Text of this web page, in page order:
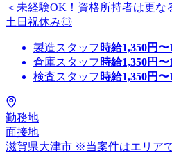
＜未経験OK！資格所持者は更
土日祝休み◎
製造スタッフ 時給1,350円〜
倉庫スタッフ 時給1,350円〜
検査スタッフ 時給1,350円〜
勤務地
面接地
滋賀県大津市 ※当案件はエリア